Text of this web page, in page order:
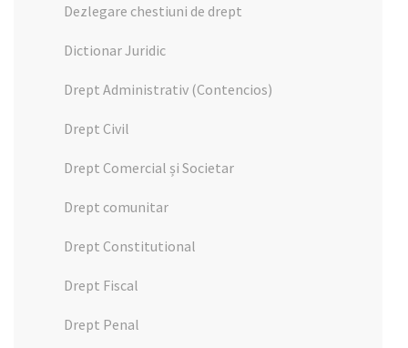
Dezlegare chestiuni de drept
Dictionar Juridic
Drept Administrativ (Contencios)
Drept Civil
Drept Comercial și Societar
Drept comunitar
Drept Constitutional
Drept Fiscal
Drept Penal